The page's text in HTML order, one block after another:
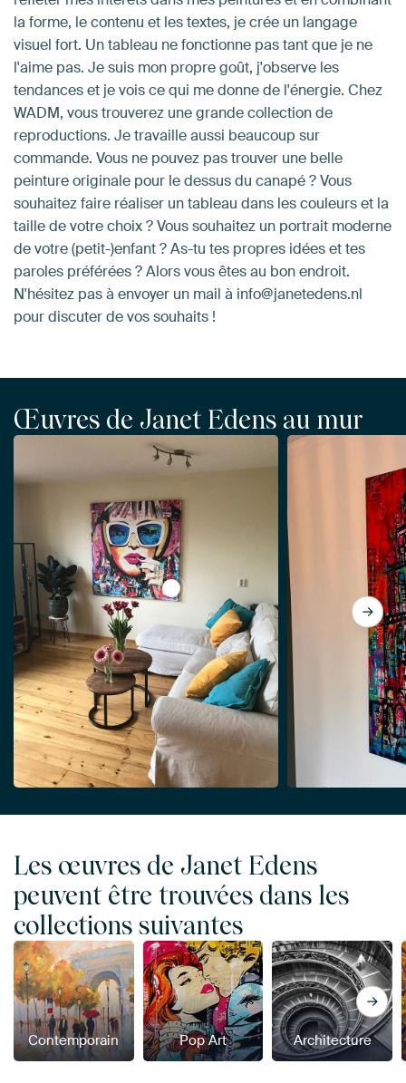
la forme, le contenu et les textes, je crée un langage
visuel fort. Un tableau ne fonctionne pas tant que je ne
l'aime pas. Je suis mon propre goût, j'observe les
tendances et je vois ce qui me donne de l'énergie. Chez
WADM, vous trouverez une grande collection de
reproductions. Je travaille aussi beaucoup sur
commande. Vous ne pouvez pas trouver une belle
peinture originale pour le dessus du canapé ? Vous
souhaitez faire réaliser un tableau dans les couleurs et la
taille de votre choix ? Vous souhaitez un portrait moderne
de votre (petit-)enfant ? As-tu tes propres idées et tes
paroles préférées ? Alors vous êtes au bon endroit.
N'hésitez pas à envoyer un mail à info@janetedens.nl
pour discuter de vos souhaits !
Œuvres de Janet Edens au mur
View Milkshake
Les œuvres de Janet Edens
peuvent être trouvées dans les
collections suivantes
Contemporain Pop Art Architecture